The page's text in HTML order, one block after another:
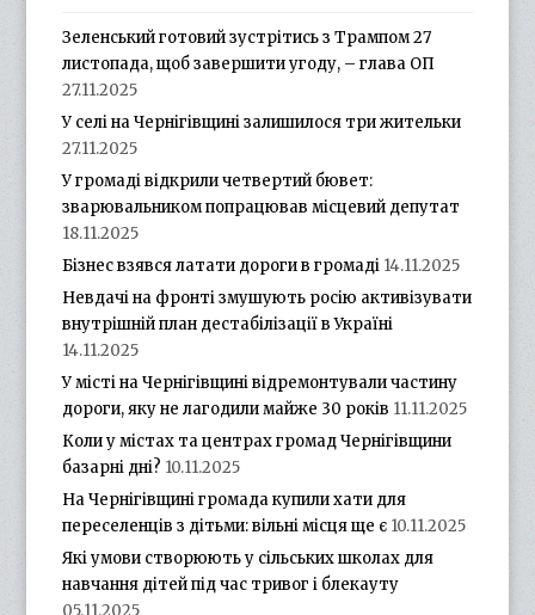
Зеленський готовий зустрітись з Трампом 27
листопада, щоб завершити угоду, – глава ОП
27.11.2025
У селі на Чернігівщині залишилося три жительки
27.11.2025
У громаді відкрили четвертий бювет:
зварювальником попрацював місцевий депутат
18.11.2025
Бізнес взявся латати дороги в громаді 14.11.2025
Невдачі на фронті змушують росію активізувати
внутрішній план дестабілізації в Україні
14.11.2025
У місті на Чернігівщині відремонтували частину
дороги, яку не лагодили майже 30 років 11.11.2025
Коли у містах та центрах громад Чернігівщини
базарні дні? 10.11.2025
На Чернігівщині громада купили хати для
переселенців з дітьми: вільні місця ще є 10.11.2025
Які умови створюють у сільських школах для
навчання дітей під час тривог і блекауту